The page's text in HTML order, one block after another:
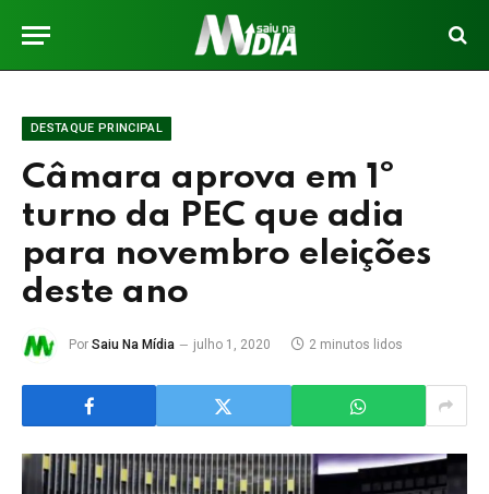
DESTAQUE PRINCIPAL
Câmara aprova em 1º
turno da PEC que adia
para novembro eleições
deste ano
Por Saiu Na Mídia julho 1, 2020 2 minutos lidos